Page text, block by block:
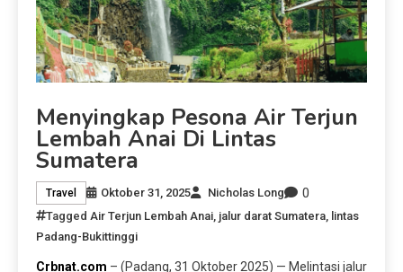
Menyingkap Pesona Air Terjun
Lembah Anai Di Lintas
Sumatera
Travel Oktober 31, 2025 Nicholas Long 0
Tagged Air Terjun Lembah Anai jalur darat Sumatera
lintas
Padang-Bukittinggi
Crbnat.com – (Padang, 31 Oktober 2025) — Melintasi jalur